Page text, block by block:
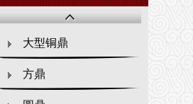
大型铜鼎
方鼎